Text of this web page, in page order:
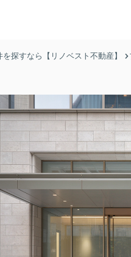
探すなら【リノベスト不動産】